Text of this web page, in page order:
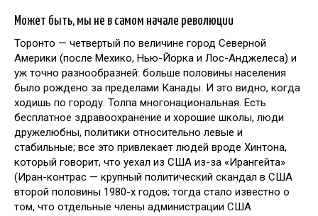
Может быть, мы не в самом начале революции
Торонто — четвертый по величине город Северной
Америки (после Мехико, Нью-Йорка и Лос-Анджелеса) и
уж точно разнообразней: больше половины населения
было рождено за пределами Канады. И это видно, когда
ходишь по городу. Толпа многонациональная. Есть
бесплатное здравоохранение и хорошие школы, люди
дружелюбны, политики относительно левые и
стабильные; все это привлекает людей вроде Хинтона,
который говорит, что уехал из США из-за «Ирангейта»
(Иран-контрас — крупный политический скандал в США
второй половины 1980-х годов; тогда стало известно о
том, что отдельные члены администрации США